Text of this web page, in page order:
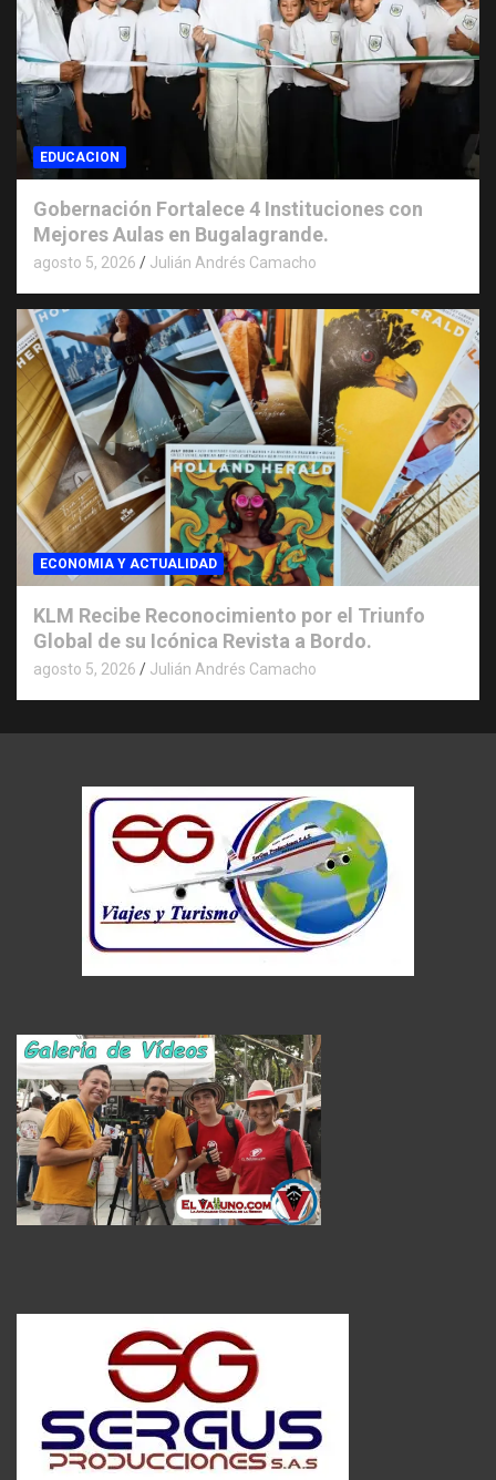
EDUCACION
Gobernación Fortalece 4 Instituciones con
Mejores Aulas en Bugalagrande.
agosto 5, 2026 Julián Andrés Camacho
ECONOMIA Y ACTUALIDAD
KLM Recibe Reconocimiento por el Triunfo
Global de su Icónica Revista a Bordo.
agosto 5, 2026 Julián Andrés Camacho